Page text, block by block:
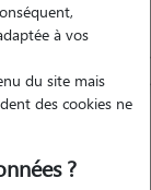
à vos
du site mais
des cookies ne
?